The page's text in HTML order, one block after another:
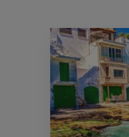
SUPERIOR
JUNIOR SUITES